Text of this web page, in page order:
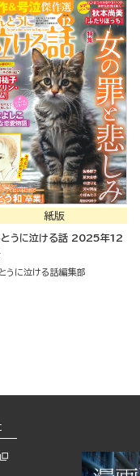
紙版
とうに泣ける話 2025年12
うに泣ける話編集部